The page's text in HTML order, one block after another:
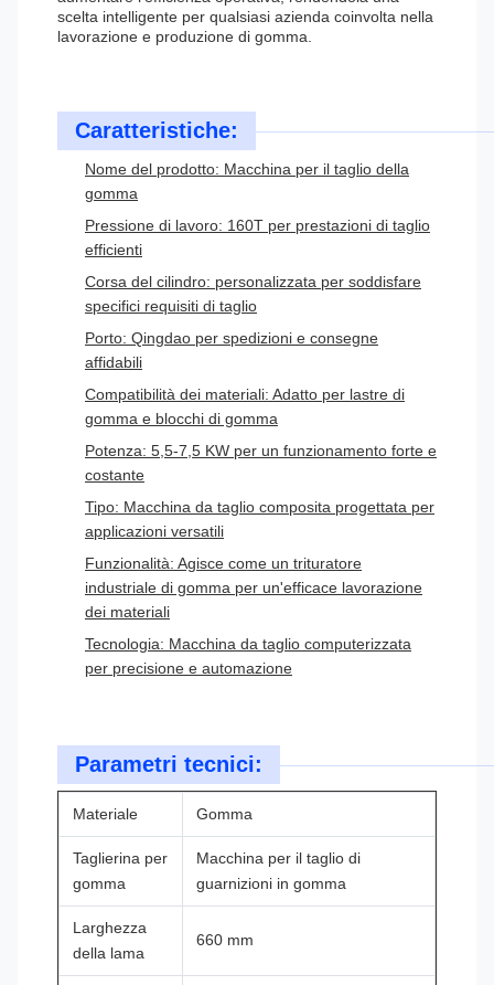
scelta intelligente per qualsiasi azienda coinvolta nella
lavorazione e produzione di gomma.
Caratteristiche:
Nome del prodotto: Macchina per il taglio della
gomma
Pressione di lavoro: 160T per prestazioni di taglio
efficienti
Corsa del cilindro: personalizzata per soddisfare
specifici requisiti di taglio
Porto: Qingdao per spedizioni e consegne
affidabili
Compatibilità dei materiali: Adatto per lastre di
gomma e blocchi di gomma
Potenza: 5,5-7,5 KW per un funzionamento forte e
costante
Tipo: Macchina da taglio composita progettata per
applicazioni versatili
Funzionalità: Agisce come un trituratore
industriale di gomma per un'efficace lavorazione
dei materiali
Tecnologia: Macchina da taglio computerizzata
per precisione e automazione
Parametri tecnici:
Materiale Gomma
Taglierina per
gomma
Macchina per il taglio di
guarnizioni in gomma
Larghezza
della lama
660 mm